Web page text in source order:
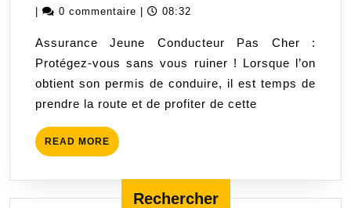
Trouver
une
Protection
Abordable
novembre
0 commentaire 08:32
Assurance Jeune Conducteur Pas Cher :
Protégez-vous sans vous ruiner ! Lorsque l’on
obtient son permis de conduire, il est temps de
prendre la route et de profiter de cette
READ MORE READ
MORE
Rechercher